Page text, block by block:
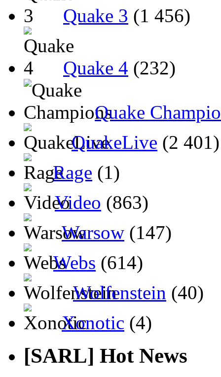
Quake 3 (1 456)
Quake 4 (232)
Quake
QuakeLive (2 401)
Rage (1)
Video (863)
Warsow (147)
Webs (614)
Wolfenstein (40)
Xonotic (4)
[SARL] Hot News